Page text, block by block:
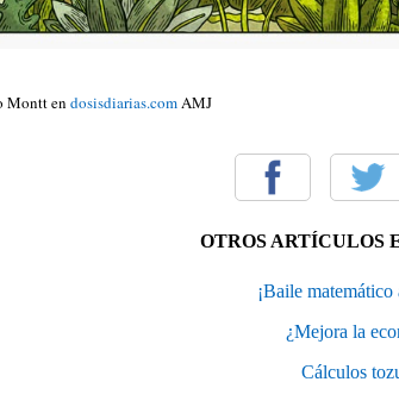
Montt en dosisdiarias.comAMJ
OTROS ARTÍCULOS
¡Baile
¿Mejora la
Cálculos